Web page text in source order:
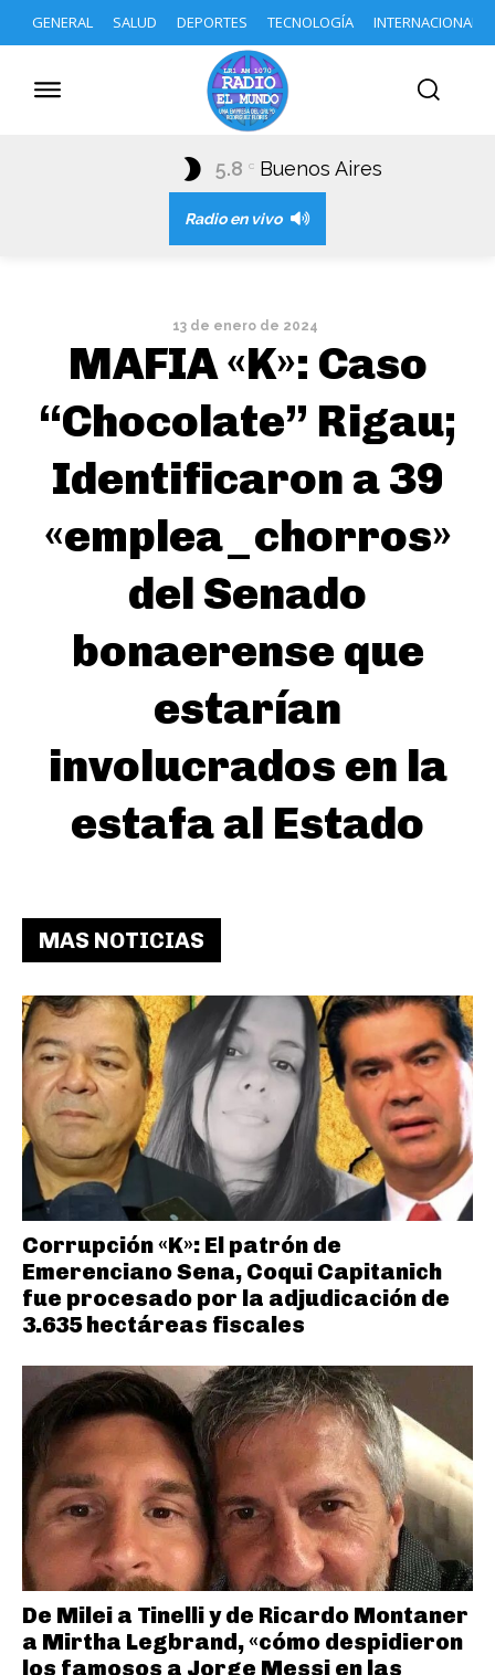
GENERAL SALUD DEPORTES TECNOLOGÍA INTERNACIONAL
5.8 C Buenos Aires
Radio en vivo
13 de enero de 2024
MAFIA «K»: Caso
“Chocolate” Rigau;
Identificaron a 39
«emplea_chorros»
del Senado
bonaerense que
estarían
involucrados en la
estafa al Estado
MAS NOTICIAS
Corrupción «K»: El patrón de
Emerenciano Sena, Coqui Capitanich
fue procesado por la adjudicación de
3.635 hectáreas fiscales
De Milei a Tinelli y de Ricardo Montaner
a Mirtha Legbrand, «cómo despidieron
los famosos a Jorge Messi en las